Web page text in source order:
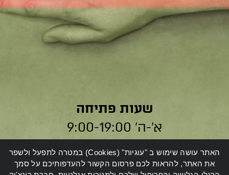
שעות פתיחה
א׳-ה׳ 9:00-19:00
ו׳ 9:00-14:00
האתר עושה שימוש ב "עוגיות" (Cookies) במטרה לתפעל ולשפר
את האתר, להראות לכם פרסום הקשור להעדפותיכם על סמך